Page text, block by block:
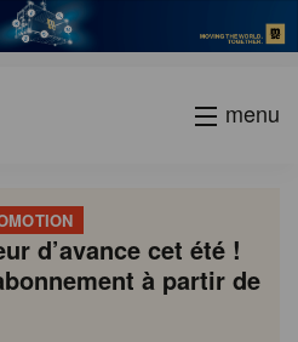
menu
d’avance cet été !
à partir de